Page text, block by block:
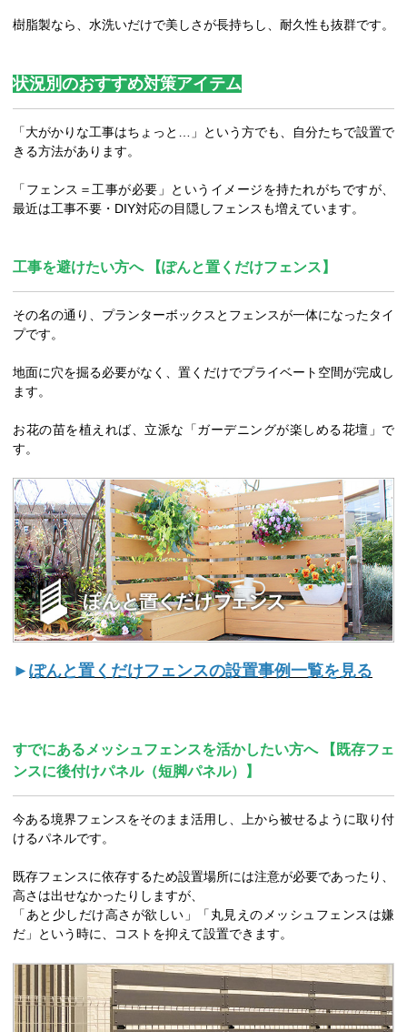
樹脂製なら、水洗いだけで美しさが長持ちし、耐久性も抜群です。
状況別のおすすめ対策アイテム
「大がかりな工事はちょっと…」という方でも、自分たちで設置で
きる方法があります。
「フェンス＝工事が必要」というイメージを持たれがちですが、
最近は工事不要・DIY対応の目隠しフェンスも増えています。
工事を避けたい方へ 【ぽんと置くだけフェンス】
その名の通り、プランターボックスとフェンスが一体になったタイ
プです。
地面に穴を掘る必要がなく、置くだけでプライベート空間が完成し
ます。
お花の苗を植えれば、立派な「ガーデニングが楽しめる花壇」で
す。
► ぽんと置くだけフェンスの設置事例一覧を見る
すでにあるメッシュフェンスを活かしたい方へ 【既存フェ
ンスに後付けパネル（短脚パネル）】
今ある境界フェンスをそのまま活用し、上から被せるように取り付
けるパネルです。
既存フェンスに依存するため設置場所には注意が必要であったり、
高さは出せなかったりしますが、
「あと少しだけ高さが欲しい」「丸見えのメッシュフェンスは嫌
だ」という時に、コストを抑えて設置できます。